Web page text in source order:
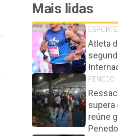
Mais lidas
ESPORTE
Atleta
PENEDO
supera
reúne
Penedo